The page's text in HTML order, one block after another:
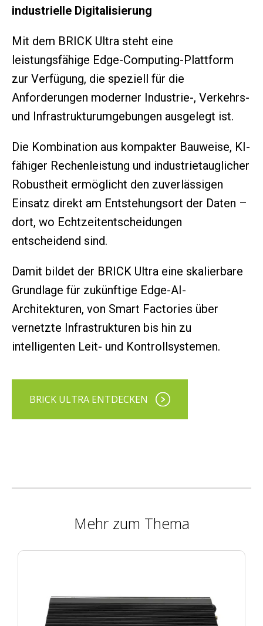
industrielle Digitalisierung
Mit dem BRICK Ultra steht eine
leistungsfähige Edge-Computing-Plattform
zur Verfügung, die speziell für die
Anforderungen moderner Industrie-, Verkehrs-
und Infrastrukturumgebungen ausgelegt ist.
Die Kombination aus kompakter Bauweise, KI-
fähiger Rechenleistung und industrietauglicher
Robustheit ermöglicht den zuverlässigen
Einsatz direkt am Entstehungsort der Daten –
dort, wo Echtzeitentscheidungen
entscheidend sind.
Damit bildet der BRICK Ultra eine skalierbare
Grundlage für zukünftige Edge-AI-
Architekturen, von Smart Factories über
vernetzte Infrastrukturen bis hin zu
intelligenten Leit- und Kontrollsystemen.
BRICK ULTRA ENTDECKEN
Mehr zum Thema